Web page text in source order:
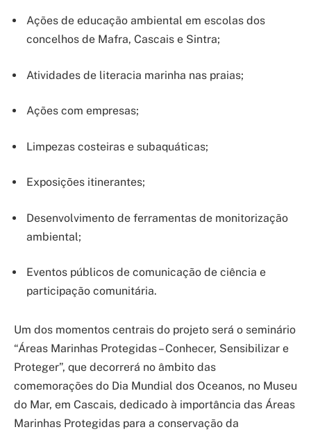
Ações de educação ambiental em escolas dos
concelhos de Mafra, Cascais e Sintra;
Atividades de literacia marinha nas praias;
Ações com empresas;
Limpezas costeiras e subaquáticas;
Exposições itinerantes;
Desenvolvimento de ferramentas de monitorização
ambiental;
Eventos públicos de comunicação de ciência e
participação comunitária.
Um dos momentos centrais do projeto será o seminário
“Áreas Marinhas Protegidas – Conhecer, Sensibilizar e
Proteger”, que decorrerá no âmbito das
comemorações do Dia Mundial dos Oceanos, no Museu
do Mar, em Cascais, dedicado à importância das Áreas
Marinhas Protegidas para a conservação da